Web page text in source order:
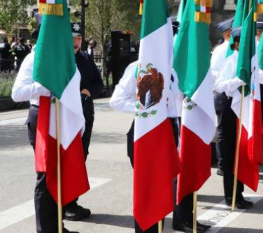
Y salió la propuesta de Reforma Electoral de
la Presidenta Sheinbaum